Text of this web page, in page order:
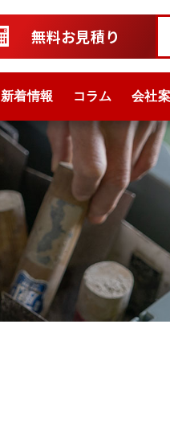
無料お見積り
新着情報 コラム 会社